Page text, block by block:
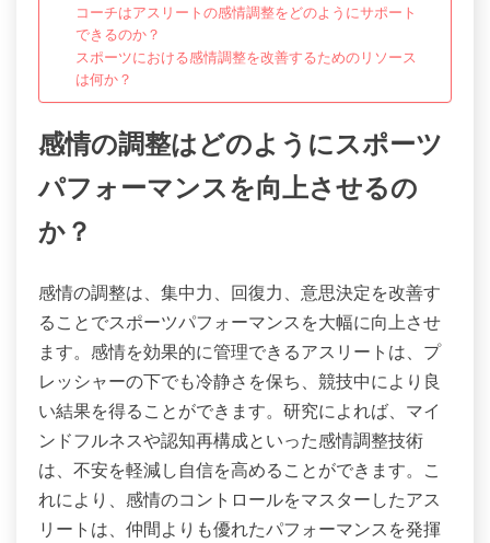
コーチはアスリートの感情調整をどのようにサポート
できるのか？
スポーツにおける感情調整を改善するためのリソース
は何か？
感情の調整はどのようにスポーツ
パフォーマンスを向上させるの
か？
感情の調整は、集中力、回復力、意思決定を改善す
ることでスポーツパフォーマンスを大幅に向上させ
ます。感情を効果的に管理できるアスリートは、プ
レッシャーの下でも冷静さを保ち、競技中により良
い結果を得ることができます。研究によれば、マイ
ンドフルネスや認知再構成といった感情調整技術
は、不安を軽減し自信を高めることができます。こ
れにより、感情のコントロールをマスターしたアス
リートは、仲間よりも優れたパフォーマンスを発揮